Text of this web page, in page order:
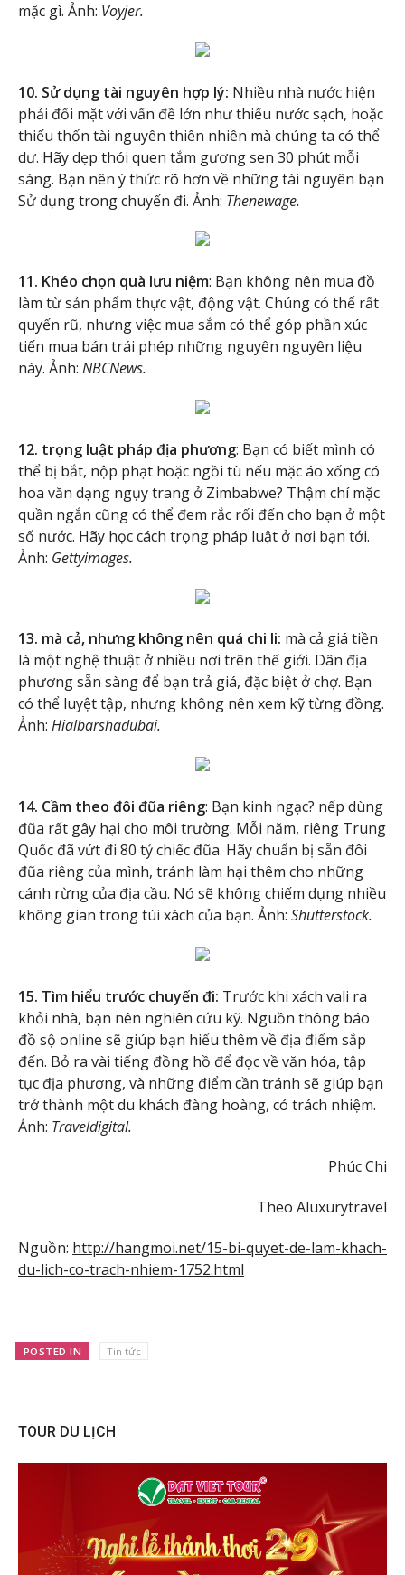
mặc gì. Ảnh: Voyjer.
10. Sử dụng tài nguyên hợp lý: Nhiều nhà nước hiện
phải đối mặt với vấn đề lớn như thiếu nước sạch, hoặc
thiếu thốn tài nguyên thiên nhiên mà chúng ta có thể
dư. Hãy dẹp thói quen tắm gương sen 30 phút mỗi
sáng. Bạn nên ý thức rõ hơn về những tài nguyên bạn
Sử dụng trong chuyến đi. Ảnh: Thenewage.
11. Khéo chọn quà lưu niệm: Bạn không nên mua đồ
làm từ sản phẩm thực vật, động vật. Chúng có thể rất
quyến rũ, nhưng việc mua sắm có thể góp phần xúc
tiến mua bán trái phép những nguyên nguyên liệu
này. Ảnh: NBCNews.
12. trọng luật pháp địa phương: Bạn có biết mình có
thể bị bắt, nộp phạt hoặc ngồi tù nếu mặc áo xống có
hoa văn dạng ngụy trang ở Zimbabwe? Thậm chí mặc
quần ngắn cũng có thể đem rắc rối đến cho bạn ở một
số nước. Hãy học cách trọng pháp luật ở nơi bạn tới.
Ảnh: Gettyimages.
13. mà cả, nhưng không nên quá chi li: mà cả giá tiền
là một nghệ thuật ở nhiều nơi trên thế giới. Dân địa
phương sẵn sàng để bạn trả giá, đặc biệt ở chợ. Bạn
có thể luyệt tập, nhưng không nên xem kỹ từng đồng.
Ảnh: Hialbarshadubai.
14. Cầm theo đôi đũa riêng: Bạn kinh ngạc? nếp dùng
đũa rất gây hại cho môi trường. Mỗi năm, riêng Trung
Quốc đã vứt đi 80 tỷ chiếc đũa. Hãy chuẩn bị sẵn đôi
đũa riêng của mình, tránh làm hại thêm cho những
cánh rừng của địa cầu. Nó sẽ không chiếm dụng nhiều
không gian trong túi xách của bạn. Ảnh: Shutterstock.
15. Tìm hiểu trước chuyến đi: Trước khi xách vali ra
khỏi nhà, bạn nên nghiên cứu kỹ. Nguồn thông báo
đồ sộ online sẽ giúp bạn hiểu thêm về địa điểm sắp
đến. Bỏ ra vài tiếng đồng hồ để đọc về văn hóa, tập
tục địa phương, và những điểm cần tránh sẽ giúp bạn
trở thành một du khách đàng hoàng, có trách nhiệm.
Ảnh: Traveldigital.
Phúc Chi
Theo Aluxurytravel
Nguồn: http://hangmoi.net/15-bi-quyet-de-lam-khach-
du-lich-co-trach-nhiem-1752.html
POSTED IN Tin tức
TOUR DU LỊCH